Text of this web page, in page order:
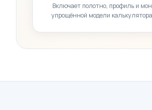
Включает полотно, профиль и
упрощённой модели